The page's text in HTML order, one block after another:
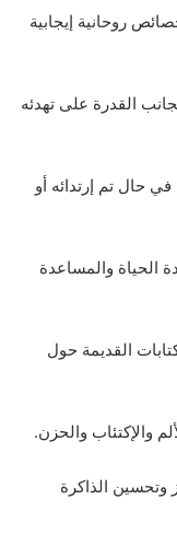
روحانية إيجابية
القدرة على تهدئه
حال تم إرتدائه أو
الحياة والمساعدة
القديمة حول
والإكتئاب والحزن.
وتحسين الذاكرة